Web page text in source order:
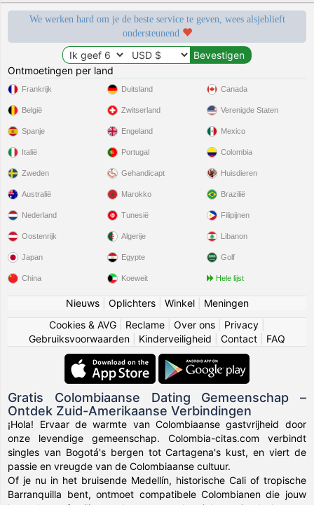
We werken hard om je de beste service te geven, wees alsjeblieft
ondersteunend
Ontmoetingen per land
Frankrijk
België
Spanje
Italië
Zweden
Duitsland
Zwitserland
Engeland
Portugal
Gehandicapt
Canada
Verenigde Staten
Mexico
Colombia
Huisdieren
Australië
Nederland
Oostenrijk
Japan
China
Marokko
Tunesië
Algerije
Egypte
Koeweit
Brazilië
Filipijnen
Libanon
Golf
Hele lijst
Nieuws| Oplichters| Winkel| Meningen
Cookies & AVG
Reclame Over ons Privacy
Gebruiksvoorwaarden
Kinderveiligheid Contact FAQ
Gratis Colombiaanse Dating Gemeenschap –
Ontdek Zuid-Amerikaanse Verbindingen
¡Hola! Ervaar de warmte van Colombiaanse gastvrijheid door
onze levendige gemeenschap. Colombia-citas.com verbindt
singles van Bogotá's bergen tot Cartagena's kust, en viert de
passie en vreugde van de Colombiaanse cultuur.
Of je nu in het bruisende Medellín, historische Cali of tropische
Barranquilla bent, ontmoet compatibele Colombianen die jouw